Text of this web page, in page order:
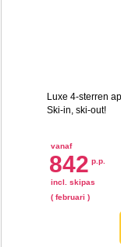
Luxe 4-sterren
Ski-in, ski-out!
vanaf
842 p.p.
incl. skipas
( februari )